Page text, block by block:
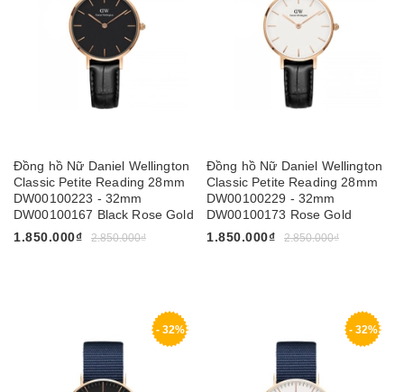
Đồng hồ Nữ Daniel Wellington
Classic Petite Reading 28mm
DW00100223 - 32mm
DW00100167 Black Rose Gold
1.850.000₫
2.850.000₫
Đồng hồ Nữ Daniel Wellington
Classic Petite Reading 28mm
DW00100229 - 32mm
DW00100173 Rose Gold
1.850.000₫
2.850.000₫
- 32% - 32%